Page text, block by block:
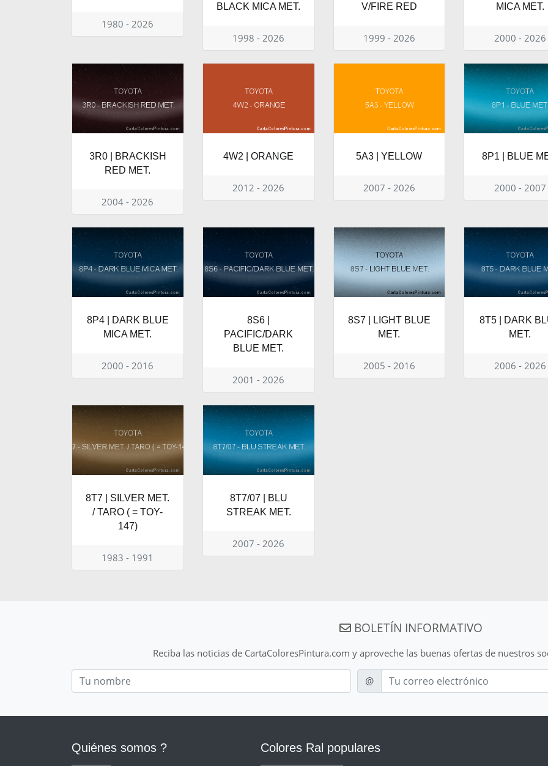
1980 - 2026
BLACK MICA MET.
1998 - 2026
V/FIRE RED
1999 - 2026
MICA MET.
2000 - 2026
3R0 | BRACKISH
RED MET.
2004 - 2026
4W2 | ORANGE
2012 - 2026
5A3 | YELLOW
2007 - 2026
8P1 | BLUE
2000 - 2007
8P4 | DARK BLUE
MICA MET.
2000 - 2016
8S6 |
PACIFIC/DARK
BLUE MET.
2001 - 2026
8S7 | LIGHT BLUE
MET.
2005 - 2016
8T5 | DARK
MET.
2006 - 2026
8T7 | SILVER MET.
/ TARO ( = TOY-
147)
1983 - 1991
8T7/07 | BLU
STREAK MET.
2007 - 2026
BOLETÍN INFORMATIVO
Reciba las noticias de CartaColoresPintura.com y aproveche las buenas ofertas de nuestros
Nom
E-mail
@
Quiénes somos ? Colores Ral populares